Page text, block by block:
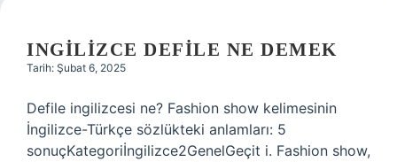
INGILIZCE DEFILE NE DEMEK
Tarih: Şubat 6, 2025
Defile ingilizcesi ne? Fashion show kelimesinin
İngilizce-Türkçe sözlükteki anlamları: 5
sonuçKategoriİngilizce2GenelGeçit i. Fashion show,